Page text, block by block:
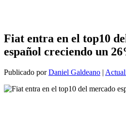
Fiat entra en el top10
español creciendo un
Publicado porDaniel Galdeano |